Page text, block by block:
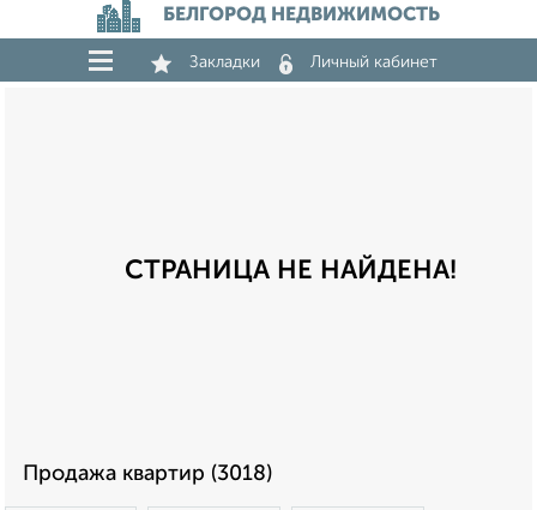
БЕЛГОРОД НЕДВИЖИМОСТЬ
Закладки Личный кабинет
СТРАНИЦА НЕ НАЙДЕНА!
Продажа квартир (3018)